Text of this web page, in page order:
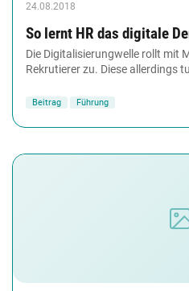
24.08.2018
So lernt HR das ­digitale
Die Digitalisierungwelle rollt mit
Rekrutierer zu. Diese allerdings
Beitrag Führung